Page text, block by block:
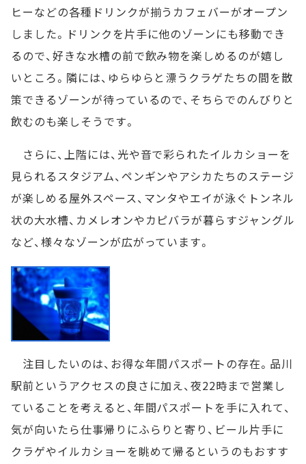
ヒーなどの各種ドリンクが揃うカフェバーがオープン
しました。ドリンクを片手に他のゾーンにも移動でき
るので、好きな水槽の前で飲み物を楽しめるのが嬉し
いところ。隣には、ゆらゆらと漂うクラゲたちの間を散
策できるゾーンが待っているので、そちらでのんびりと
飲むのも楽しそうです。
さらに、上階には、光や音で彩られたイルカショーを
見られるスタジアム、ペンギンやアシカたちのステージ
が楽しめる屋外スペース、マンタやエイが泳ぐトンネル
状の大水槽、カメレオンやカピバラが暮らすジャングル
など、様々なゾーンが広がっています。
注目したいのは、お得な年間パスポートの存在。品川
駅前というアクセスの良さに加え、夜22時まで営業し
ていることを考えると、年間パスポートを手に入れて、
気が向いたら仕事帰りにふらりと寄り、ビール片手に
クラゲやイルカショーを眺めて帰るというのもおすす